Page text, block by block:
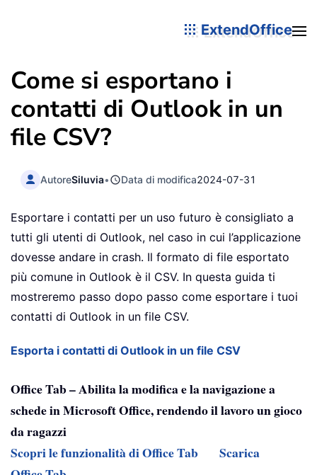
ExtendOffice
Come si esportano i
contatti di Outlook in un
file CSV?
AutoreSiluvia• Data di modifica2024-07-31
Esportare i contatti per un uso futuro è consigliato a
tutti gli utenti di Outlook, nel caso in cui l’applicazione
dovesse andare in crash. Il formato di file esportato
più comune in Outlook è il CSV. In questa guida ti
mostreremo passo dopo passo come esportare i tuoi
contatti di Outlook in un file CSV.
Esporta i contatti di Outlook in un file CSV
Office Tab – Abilita la modifica e la navigazione a
schede in Microsoft Office, rendendo il lavoro un gioco
da ragazzi
Scopri le funzionalità di Office Tab
Scarica